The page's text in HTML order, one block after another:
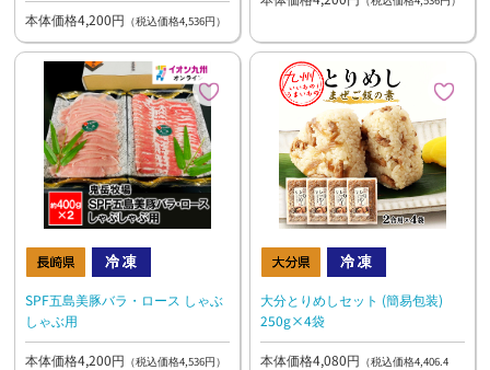
本体価格4,200円 （税込価格4,536円）
SPF五島美豚バラ・ロース しゃぶ
しゃぶ用
本体価格4,200円 （税込価格4,536円）
大分とりめしセット (簡易包装)
250g×4袋
本体価格4,080円 （税込価格4,406.4